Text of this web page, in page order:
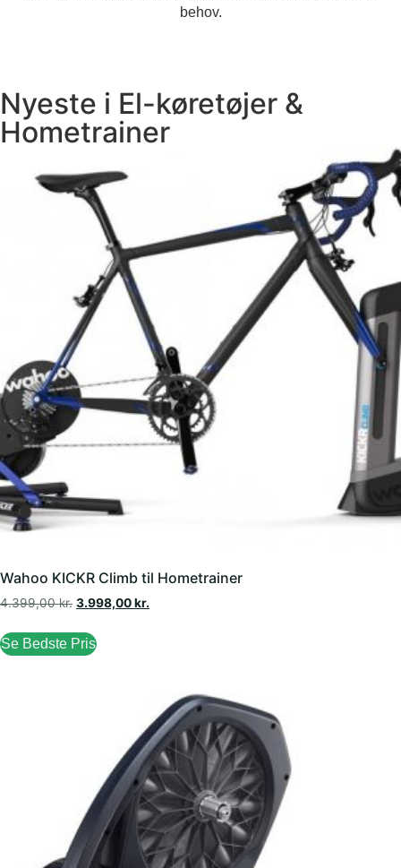
behov.
Nyeste i El-køretøjer &
Hometrainer
Wahoo KICKR Climb til Hometrainer
4.399,00kr. 3.998,00kr.
Se Bedste Pris